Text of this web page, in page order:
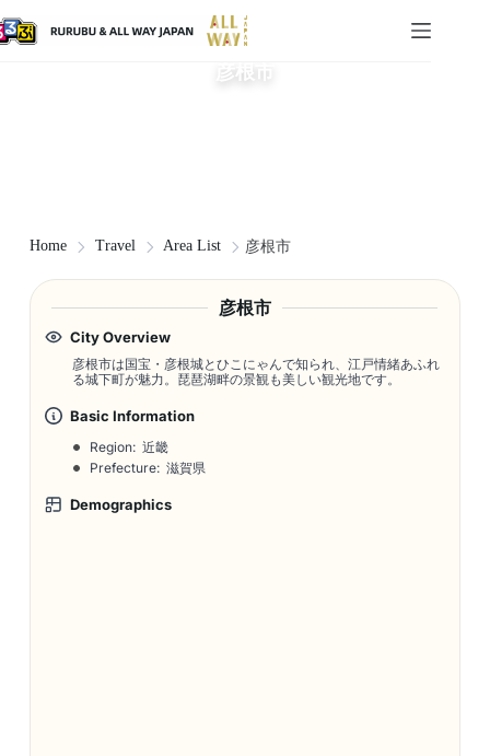
彦根市
Home Travel Area List 彦根市
彦根市
City Overview
彦根市は国宝・彦根城とひこにゃんで知られ、江戸情緒あふれ
る城下町が魅力。琵琶湖畔の景観も美しい観光地です。
Basic Information
Region: 近畿
Prefecture: 滋賀県
Demographics